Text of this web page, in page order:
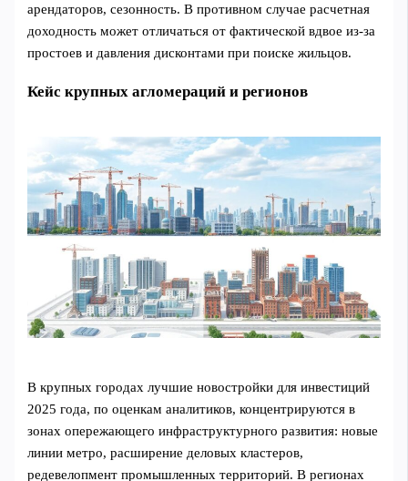
арендаторов, сезонность. В противном случае расчетная
доходность может отличаться от фактической вдвое из‑за
простоев и давления дисконтами при поиске жильцов.
Кейс крупных агломераций и регионов
В крупных городах лучшие новостройки для инвестиций
2025 года, по оценкам аналитиков, концентрируются в
зонах опережающего инфраструктурного развития: новые
линии метро, расширение деловых кластеров,
редевелопмент промышленных территорий. В регионах